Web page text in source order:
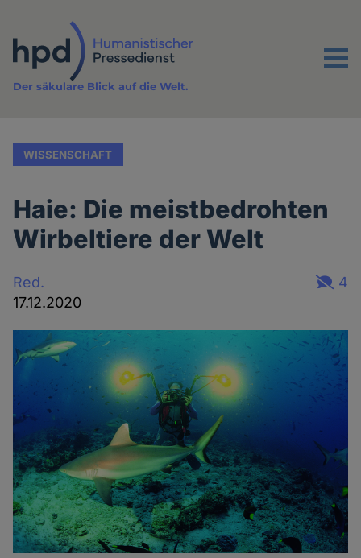
Inhalt
Menu
Der säkulare Blick auf die Welt.
WISSENSCHAFT
Haie: Die meistbedrohten
Wirbeltiere der Welt
Red.
17.12.2020
4